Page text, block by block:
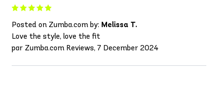
Posted on Zumba.com by: Melissa T.
Love the style, love the fit
par Zumba.com Reviews, 7 December 2024